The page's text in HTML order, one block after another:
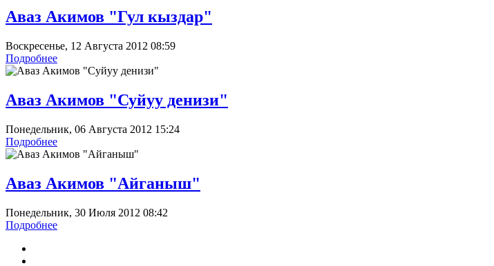
Аваз Акимов "Гул кыздар"
Воскресенье, 12 Августа 2012 08:59
Подробнее
Аваз Акимов "Суйуу денизи"
Понедельник, 06 Августа 2012 15:24
Подробнее
Аваз Акимов "Айганыш"
Понедельник, 30 Июля 2012 08:42
Подробнее